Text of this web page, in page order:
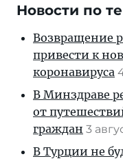
Новости по
Возвращение
привести к
коронавируса
В Минздраве
от
граждан 3
В Турции не